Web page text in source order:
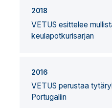
2018
VETUS esittelee
keulapotkurisarjan
2016
VETUS perustaa
Portugaliin